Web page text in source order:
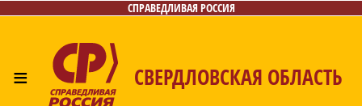
СПРАВЕДЛИВАЯ РОССИЯ
≡ СВЕРДЛОВСКАЯ ОБЛАСТЬ